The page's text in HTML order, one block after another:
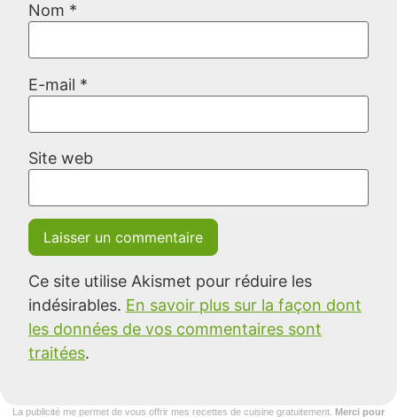
Nom *
E-mail *
Site web
Ce site utilise Akismet pour réduire les
indésirables. En savoir plus sur la façon dont
les données de vos commentaires sont
traitées.
La publicité me permet de vous offrir mes recettes de cuisine gratuitement. Merci pour